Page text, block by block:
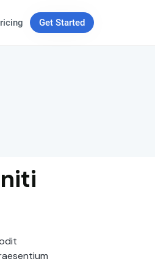
Get Started